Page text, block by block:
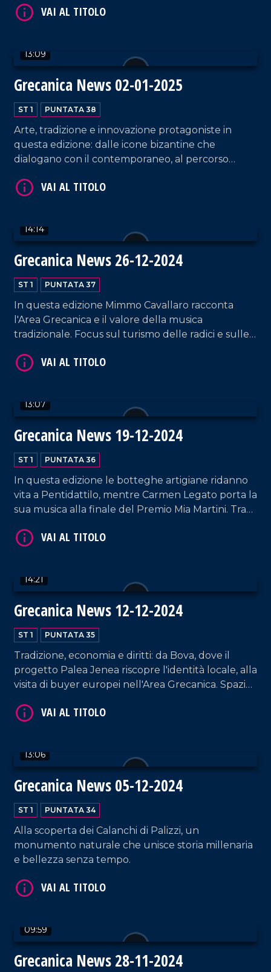
Madonna dell'Isodia, è portatore di un messaggio
13:09
Grecanica News 02-01-2025
ST 1 PUNTATA 38
Arte, tradizione e innovazione protagoniste in
questa edizione: dalle icone bizantine che
dialogano con il contemporaneo, al percorso
Spettacoli di droni a Reggio Calabria incantano e
parrocchiale.
14:14
Grecanica News 26-12-2024
ST 1 PUNTATA 37
In questa edizione Mimmo Cavallaro racconta
l'Area Grecanica e il valore della musica
tradizionale. Focus sul turismo delle radici e sulle
i successi internazionali della stilista Giusy Di
13:07
Grecanica News 19-12-2024
ST 1 PUNTATA 36
In questa edizione le botteghe artigiane ridanno
vita a Pentidattilo, mentre Carmen Legato porta la
sua musica alla finale del Premio Mia Martini. Tra
Circolo Meli di Melito Porto Salvo e la
14:21
Grecanica News 12-12-2024
ST 1 PUNTATA 35
Tradizione, economia e diritti: da Bova, dove il
progetto Palea Jenea riscopre l'identità locale, alla
visita di buyer europei nell'Area Grecanica. Spazio
romanzo e all'impegno del Centro Italiano
13:06
Grecanica News 05-12-2024
ST 1 PUNTATA 34
Alla scoperta dei Calanchi di Palizzi, un
monumento naturale che unisce storia millenaria
e bellezza senza tempo.
09:59
Grecanica News 28-11-2024
VAI AL TITOLO
VAI AL TITOLO
VAI AL TITOLO
VAI AL TITOLO